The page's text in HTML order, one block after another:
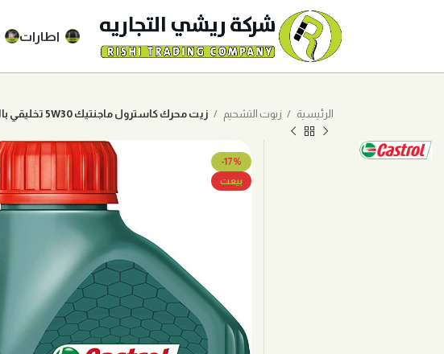
اطارات
الرئيسية زيوت التشحيم زيت محرك كاسترول ماجنتيك 5W30 تخليقي بالكامل 12 لتر
-17%
بيعت